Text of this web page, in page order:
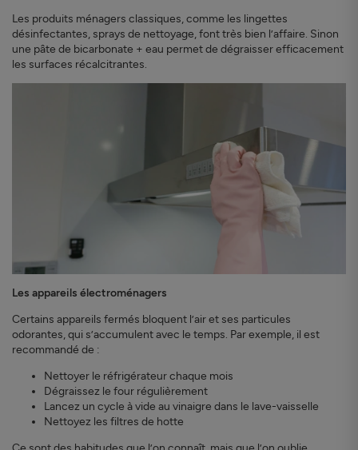
Les produits ménagers classiques, comme les lingettes
désinfectantes, sprays de nettoyage, font très bien l’affaire. Sinon
une pâte de bicarbonate + eau permet de dégraisser efficacement
les surfaces récalcitrantes.
Les appareils électroménagers
Certains appareils fermés bloquent l’air et ses particules
odorantes, qui s’accumulent avec le temps. Par exemple, il est
recommandé de :
Nettoyer le réfrigérateur chaque mois
Dégraissez le four régulièrement
Lancez un cycle à vide au vinaigre dans le lave-vaisselle
Nettoyez les filtres de hotte